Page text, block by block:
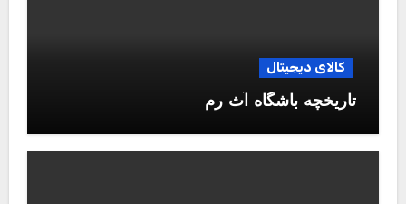
کالای دیجیتال
تاریخچه باشگاه آث رم